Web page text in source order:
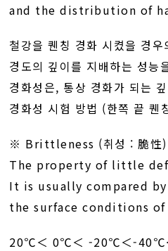
and the distribution of
철강을 퀜칭 경화 시켰을 경
경도의 깊이를 지배하는 성능
경화성은, 통상 경화가 되는
경화성 시험 방법 (한쪽 끝 퀜
※ Brittleness (취성 : 脆性)
The property of little
It is usually compared
the surface conditions
20℃＜ 0℃＜ -20℃＜-40℃